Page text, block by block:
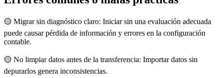
🟡 Migrar sin diagnóstico claro: Iniciar sin una evaluación adecuada
puede causar pérdida de información y errores en la configuración
contable.
🟡 No limpiar datos antes de la transferencia: Importar datos sin
depurarlos genera inconsistencias.